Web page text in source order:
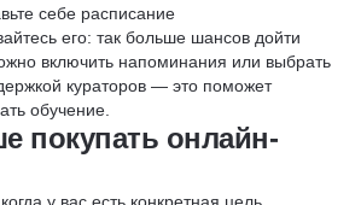
себе расписание
его: так больше шансов дойти
включить напоминания или выбрать
кураторов — это поможет
обучение.
покупать онлайн-